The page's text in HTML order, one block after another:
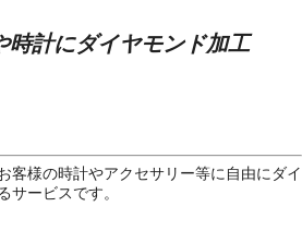
時計にダイヤモンド加工
客様の時計やアクセサリー等に自由にダイ
サービスです。